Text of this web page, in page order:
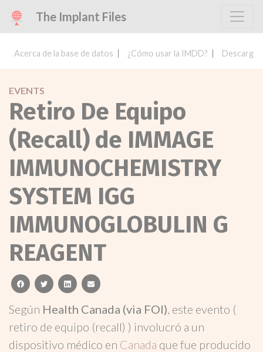
The Implant Files
Acerca de la base de datos ¿Cómo usar la IMDD? Descargar
EVENTS
Retiro De Equipo
(Recall) de IMMAGE
IMMUNOCHEMISTRY
SYSTEM IGG
IMMUNOGLOBULIN G
REAGENT
facebooktwitterlinkedinemail
Según Health Canada (via FOI), este evento (
retiro de equipo (recall) ) involucró a un
dispositivo médico en Canada que fue producido